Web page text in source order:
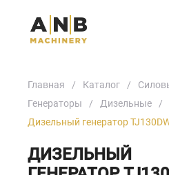
Главная Каталог
Генераторы
Дизельные
Дизельный генератор
ДИЗЕЛЬНЫЙ